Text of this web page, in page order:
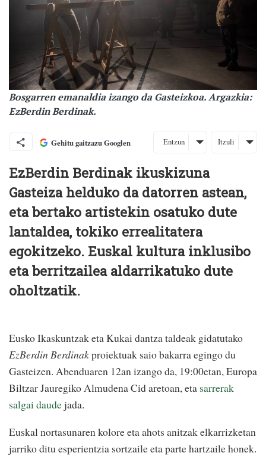
Bosgarren emanaldia izango da Gasteizkoa. Argazkia:
EzBerdin Berdinak.
Gehitu gaitzazu Googlen Entzun Itzuli
EzBerdin Berdinak ikuskizuna
Gasteiza helduko da datorren astean,
eta bertako artistekin osatuko dute
lantaldea, tokiko errealitatera
egokitzeko. Euskal kultura inklusibo
eta berritzailea aldarrikatuko dute
oholtzatik.
Eusko Ikaskuntzak eta Kukai dantza taldeak gidatutako
EzBerdin Berdinakproiektuak saio bakarra egingo du
Gasteizen. Abenduaren 12an izango da, 19:00etan, Europa
Biltzar Jauregiko Almudena Cid aretoan, eta sarrerak
salgai daudejada.
Euskal nortasunaren kolore eta ahots anitzak elkarrizketan
jarriko ditu esperientzia sortzaile eta parte hartzaile honek.